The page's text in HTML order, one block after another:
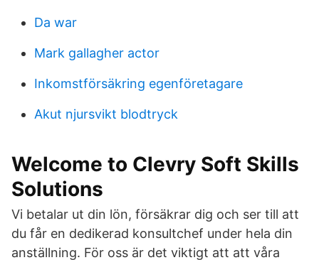
Da war
Mark gallagher actor
Inkomstförsäkring egenföretagare
Akut njursvikt blodtryck
Welcome to Clevry Soft Skills
Solutions
Vi betalar ut din lön, försäkrar dig och ser till att
du får en dedikerad konsultchef under hela din
anställning. För oss är det viktigt att att våra